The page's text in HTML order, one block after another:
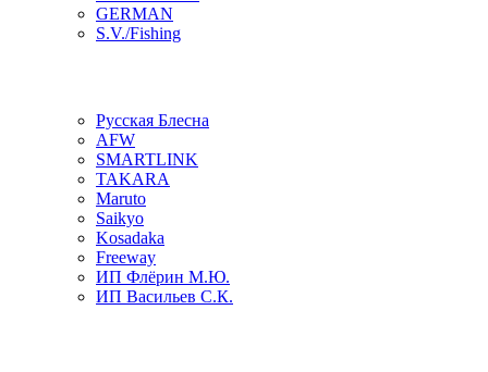
GERMAN
S.V./Fishing
Русская Блесна
AFW
SMARTLINK
TAKARA
Maruto
Saikyo
Kosadaka
Freeway
ИП Флёрин М.Ю.
ИП Васильев С.К.